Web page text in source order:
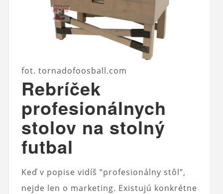
fot. tornadofoosball.com
Rebríček
profesionálnych
stolov na stolný
futbal
Keď v popise vidíš “profesionálny stôl”,
nejde len o marketing. Existujú konkrétne